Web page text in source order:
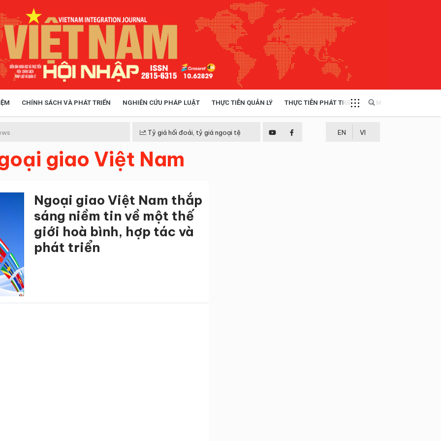
CHÍNH SÁCH VÀ PHÁT TRIỂN NGHIÊN CỨU PHÁP LUẬT THỰC TIỄN QUẢN LÝ THỰC TIỄN PHÁT TRIỂN MULTIMEDIA
Tỷ giá hối đoái, tỷ giá ngoại tệ EN VI
giao Việt Nam
Ngoại giao Việt Nam thắp
sáng niềm tin về một thế
giới hoà bình, hợp tác và
phát triển